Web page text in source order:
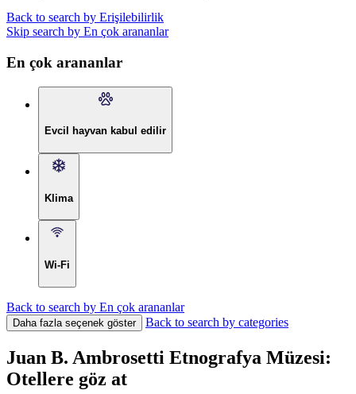
Back to search by Erişilebilirlik
Skip search by En çok arananlar
En çok arananlar
Evcil hayvan kabul edilir
Klima
Wi-Fi
Back to search by En çok arananlar
Daha fazla seçenek göster Back to search by categories
Juan B. Ambrosetti Etnografya Müzesi:
Otellere göz at